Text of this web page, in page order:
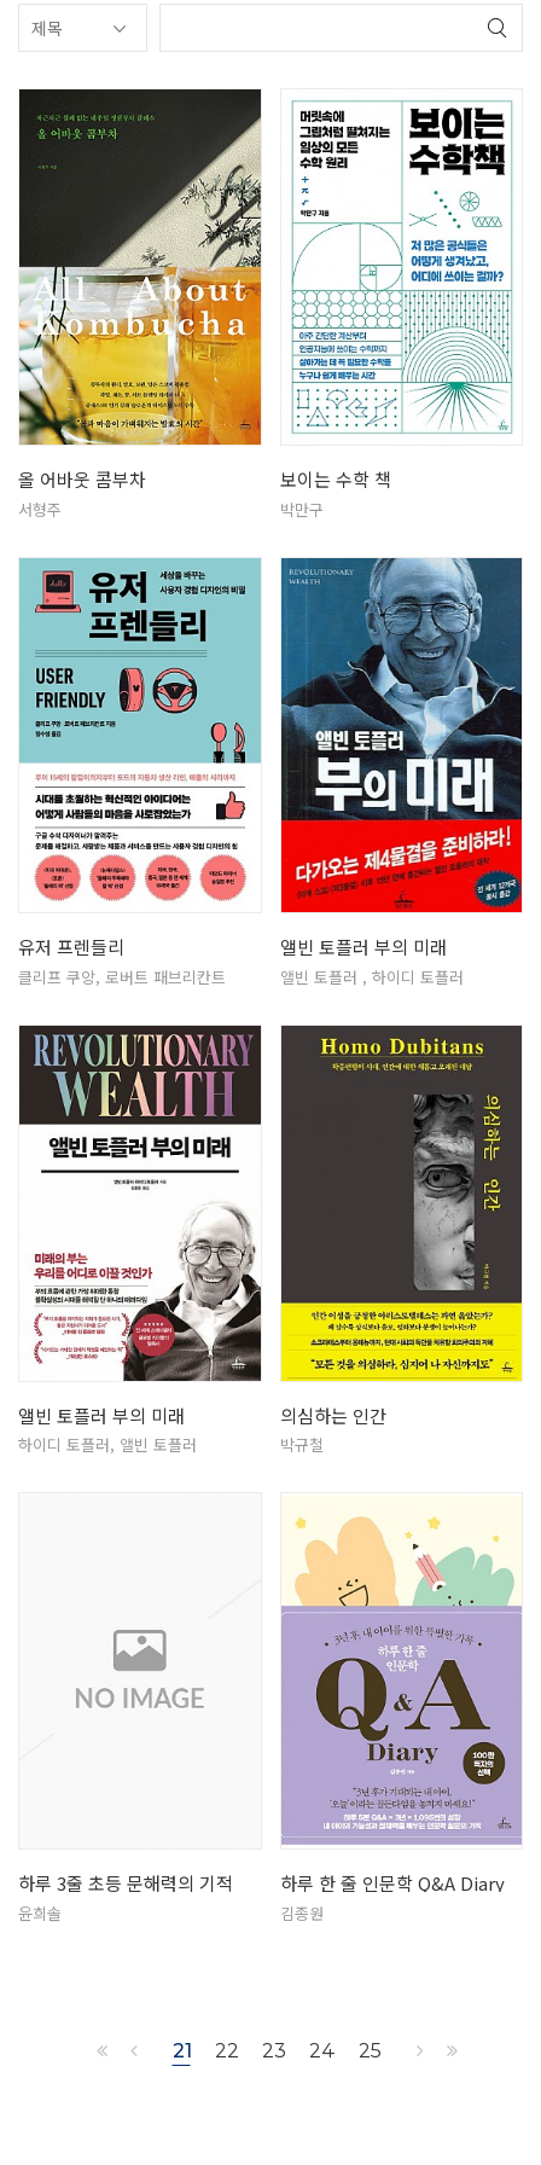
올 어바웃 콤부차
서형주
보이는 수학 책
박만구
유저 프렌들리
클리프 쿠앙, 로버트 패브리칸트
앨빈 토플러 부의 미래
앨빈 토플러 , 하이디 토플러
앨빈 토플러 부의 미래
하이디 토플러, 앨빈 토플러
의심하는 인간
박규철
하루 3줄 초등 문해력의 기적
윤희솔
하루 한 줄 인문학 Q&A Diary
김종원
21 22 23 24 25